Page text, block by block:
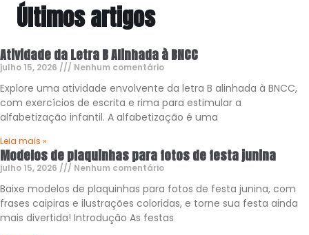
Últimos artigos
Atividade da Letra B Alinhada à BNCC
julho 15, 2026 Nenhum comentário
Explore uma atividade envolvente da letra B alinhada à BNCC,
com exercícios de escrita e rima para estimular a
alfabetização infantil. A alfabetização é uma
Leia mais »
Modelos de plaquinhas para fotos de festa junina
julho 15, 2026 Nenhum comentário
Baixe modelos de plaquinhas para fotos de festa junina, com
frases caipiras e ilustrações coloridas, e torne sua festa ainda
mais divertida! Introdução As festas